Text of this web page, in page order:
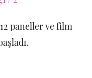
paneller ve film